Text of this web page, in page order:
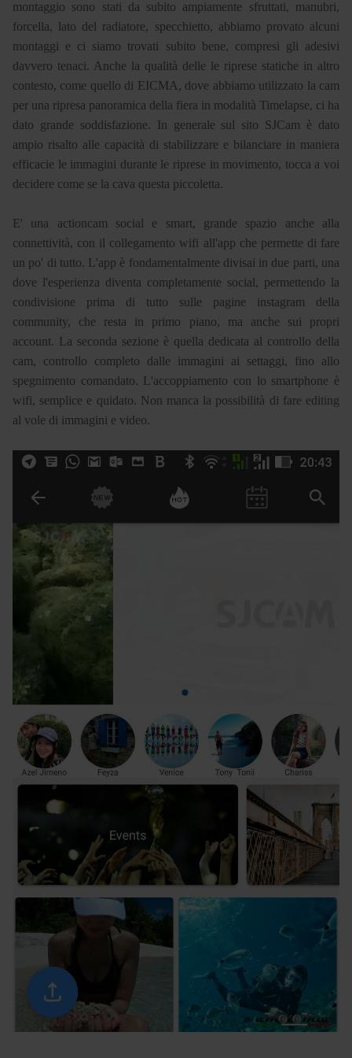
montaggio sono stati da subito ampiamente sfruttati, manubri,
forcella, lato del radiatore, specchietto, abbiamo provato alcuni
montaggi e ci siamo trovati subito bene, compresi gli adesivi
davvero tenaci. Anche la qualità delle le riprese statiche in altro
contesto, come quello di EICMA, dove abbiamo utilizzato la cam
per una ripresa panoramica della fiera in modalità Timelapse, ci ha
dato grande soddisfazione. In generale sul sito SJCam è dato
ampio risalto alle capacità di stabilizzare e bilanciare in maniera
efficacie le immagini durante le riprese in movimento, tocca a voi
decidere come se la cava questa piccoletta.
E' una actioncam social e smart, grande spazio anche alla
connettività, con il collegamento wifi all'app che permette di fare
un po' di tutto. L'app è fondamentalmente divisai in due parti, una
dove l'esperienza diventa completamente social, permettendo la
condivisione prima di tutto sulle pagine instagram della
community, che resta in primo piano, ma anche sui propri
account. La seconda sezione è quella dedicata al controllo della
cam, controllo completo dalle immagini ai settaggi, fino allo
spegnimento comandato. L'accoppiamento con lo smartphone è
wifi, semplice e quidato. Non manca la possibilità di fare editing
al vole di immagini e video.